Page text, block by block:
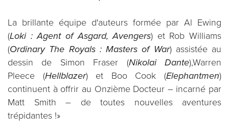
La brillante équipe d'auteurs formée par Al Ewing
(Loki : Agent of Asgard, Avengers) et Rob Williams
(Ordinary The Royals : Masters of War) assistée au
dessin de Simon Fraser (Nikolai Dante),Warren
Pleece (Hellblazer) et Boo Cook (Elephantmen)
continuent à offrir au Onzième Docteur – incarné par
Matt Smith – de toutes nouvelles aventures
trépidantes !»